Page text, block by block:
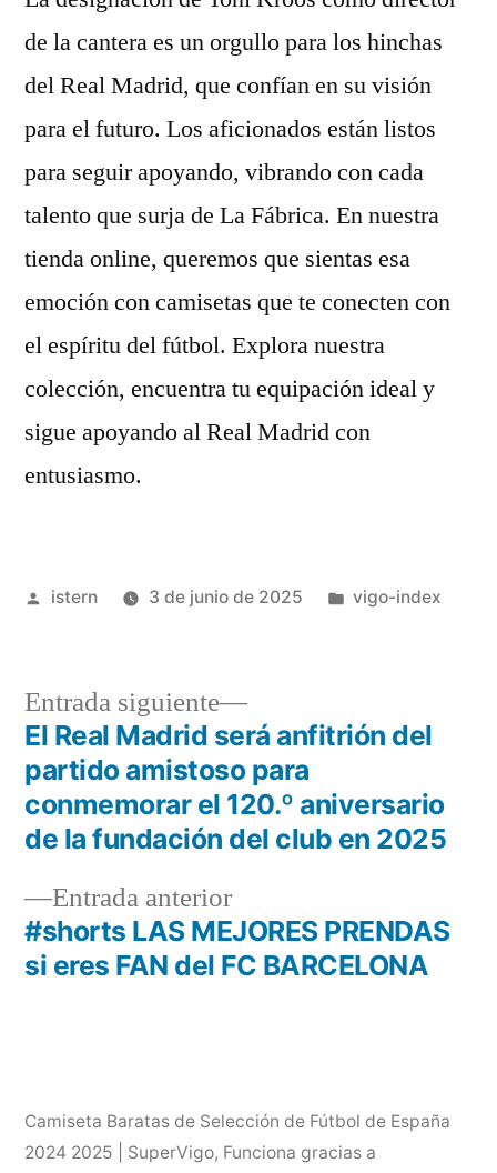
de la cantera es un orgullo para los hinchas
del Real Madrid, que confían en su visión
para el futuro. Los aficionados están listos
para seguir apoyando, vibrando con cada
talento que surja de La Fábrica. En nuestra
tienda online, queremos que sientas esa
emoción con camisetas que te conecten con
el espíritu del fútbol. Explora nuestra
colección, encuentra tu equipación ideal y
sigue apoyando al Real Madrid con
entusiasmo.
Publicado
istern 3 de junio de 2025
Publicado
vigo-index
Navegación
de
entradas
Entrada anteriorEntrada
anterior:
#shorts LAS MEJORES PRENDAS
si eres FAN del FC BARCELONA
Entrada siguiente
Entrada
siguiente:
El Real Madrid será anfitrión del
partido amistoso para
conmemorar el 120.º aniversario
de la fundación del club en 2025
Camiseta Baratas de Selección de Fútbol de España
2024 2025 | SuperVigo, Funciona gracias a